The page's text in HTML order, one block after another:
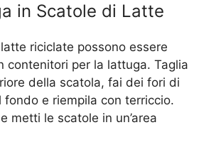
in Scatole di Latte
riciclate possono essere
contenitori per la lattuga. Taglia
della scatola, fai dei fori di
fondo e riempila con terriccio.
metti le scatole in un’area